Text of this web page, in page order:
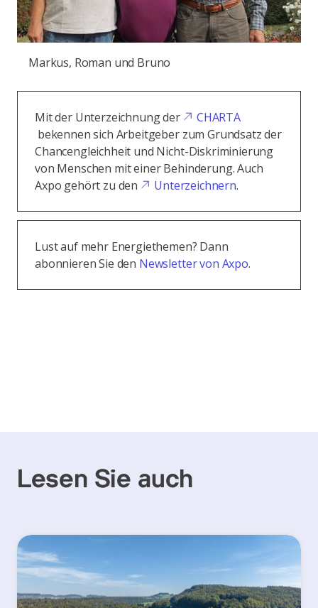
Markus, Roman und Bruno
Mit der Unterzeichnung der
CHARTA
bekennen sich Arbeitgeber zum Grundsatz der
Chancengleichheit und Nicht-Diskriminierung
von Menschen mit einer Behinderung. Auch
Axpo gehört zu den
Unterzeichnern.
Lust auf mehr Energiethemen? Dann
abonnieren Sie den Newsletter von Axpo.
Lesen Sie auch